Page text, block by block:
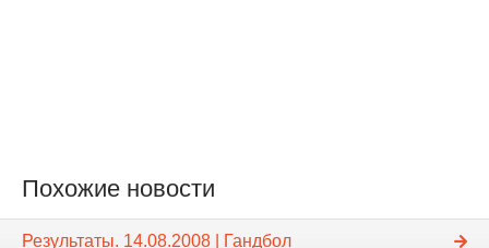
Похожие новости
Результаты. 14.08.2008 | Гандбол